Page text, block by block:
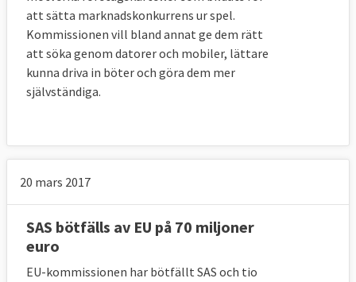
att sätta marknadskonkurrens ur spel.
Kommissionen vill bland annat ge dem rätt
att söka genom datorer och mobiler, lättare
kunna driva in böter och göra dem mer
självständiga.
20 mars 2017
SAS bötfälls av EU på 70 miljoner
euro
EU-kommissionen har bötfällt SAS och tio